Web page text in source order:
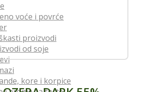
voće i povrće
proizvodi
od soje
kore i korpice